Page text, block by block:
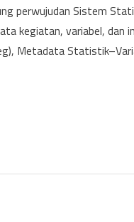
perwujudan Sistem
kegiatan, variabel,
Metadata